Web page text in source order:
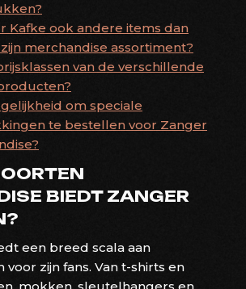
Kafke ook andere items dan
merchandise assortiment?
van de verschillende
om speciale
te bestellen voor Zanger
BIEDT ZANGER
een breed scala aan
voor zijn fans. Van t-shirts en